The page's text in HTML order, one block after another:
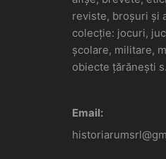
reviste, broșuri și
colecție: jocuri,
școlare, militare,
obiecte țărănești
Email: